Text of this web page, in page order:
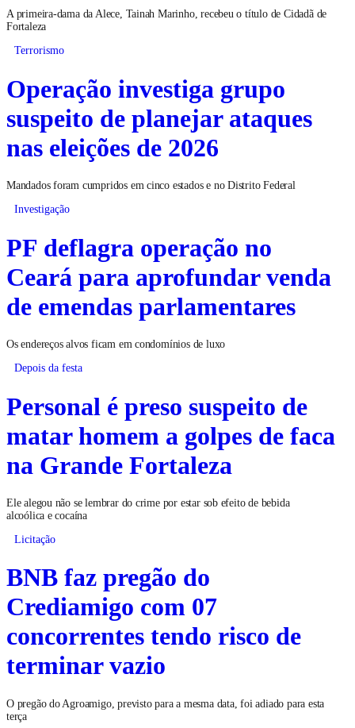
A primeira-dama da Alece, Tainah Marinho, recebeu o título de Cidadã de
Fortaleza
Terrorismo
Operação investiga grupo
suspeito de planejar ataques
nas eleições de 2026
Mandados foram cumpridos em cinco estados e no Distrito Federal
Investigação
PF deflagra operação no
Ceará para aprofundar venda
de emendas parlamentares
Os endereços alvos ficam em condomínios de luxo
Depois da festa
Personal é preso suspeito de
matar homem a golpes de faca
na Grande Fortaleza
Ele alegou não se lembrar do crime por estar sob efeito de bebida
alcoólica e cocaína
Licitação
BNB faz pregão do
Crediamigo com 07
concorrentes tendo risco de
terminar vazio
O pregão do Agroamigo, previsto para a mesma data, foi adiado para esta
terça